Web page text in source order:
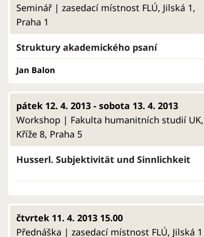
Seminář | zasedací místnost FLÚ, Jilská 1,
Praha 1
Struktury akademického psaní
Jan Balon
pátek 12. 4. 2013 - sobota 13. 4. 2013
Workshop | Fakulta humanitních studií
Kříže 8, Praha 5
Husserl. Subjektivität und Sinnlichkeit
čtvrtek 11. 4. 2013 15.00
Přednáška | zasedací místnost FLÚ, Jilská 1